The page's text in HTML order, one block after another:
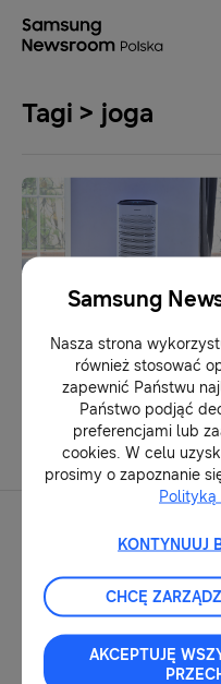
Tagi > joga
Kontakt Dla Mediów
Nota Prawna
Polityka Prywatności
Samsung
Nasza strona
również stosować
zapewnić Państwu
Państwo podjąć
preferencjami lub
cookies. W celu
prosimy o zapoznanie
Polityką
KONTYNUUJ
CHCĘ
AKCEPTUJĘ